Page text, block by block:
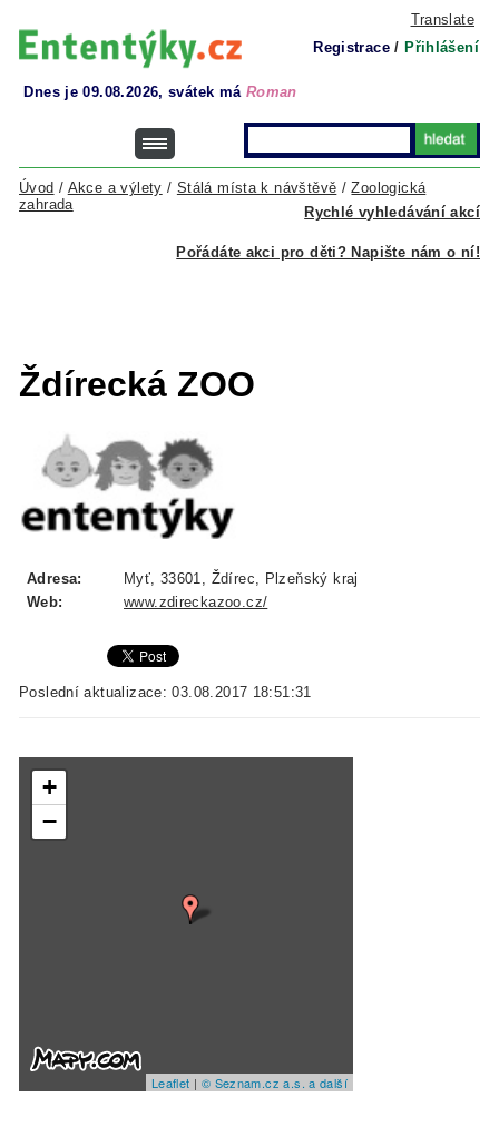
Translate
Registrace / Přihlášení
Dnes je 09.08.2026, svátek má Roman
Rychlé vyhledávání akcí
Úvod / Akce a výlety / Stálá místa k návštěvě /Zoologická
zahrada
Pořádáte akci pro děti? Napište nám o ní!
Ždírecká ZOO
Adresa:
Myť, 33601, Ždírec, Plzeňský kraj
Web:
www.zdireckazoo.cz/
Poslední aktualizace: 03.08.2017 18:51:31
+
−
Leaflet | © Seznam.cz a.s. a další